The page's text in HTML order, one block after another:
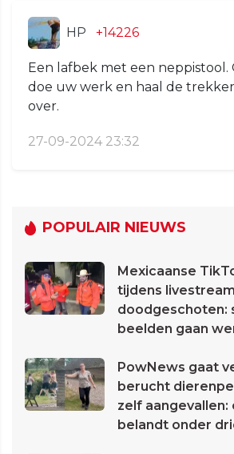
HP +14226
Een lafbek met een neppistool.
doe uw werk en haal de
over.
27-09-2024 23:32
POPULAIR NIEUWS
Mexicaanse
tijdens livestream
doodgeschoten:
beelden gaan
PowNews gaat
berucht
zelf aangevallen:
belandt onder